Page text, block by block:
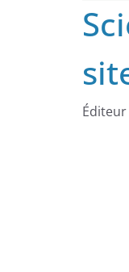
Éditeur